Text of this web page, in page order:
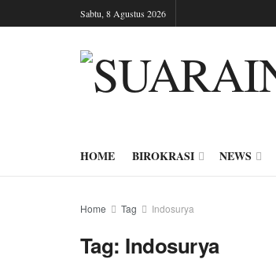
Sabtu, 8 Agustus 2026
HOME BIROKRASI NEWS
Home Tag Indosurya
Tag: Indosurya